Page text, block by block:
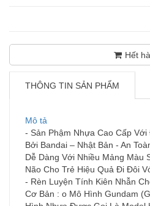
Hết
THÔNG TIN SẢN PHẨM
Mô tả
- Sản Phậm Nhựa Cao Cấp
Bởi Bandai – Nhật Bản - An
Dễ Dàng Với Nhiều Mảng Màu
Não Cho Trẻ Hiệu Quả Đi Đôi
- Rèn Luyện Tính Kiên Nhẫn
Cơ Bản : o Mô Hình Gundam